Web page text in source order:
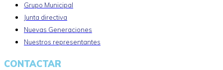
Grupo Municipal
Junta directiva
Nuevas Generaciones
Nuestros representantes
CONTACTAR